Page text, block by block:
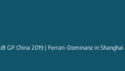
GP China 2019 | Ferrari-Dominanz in Shanghai